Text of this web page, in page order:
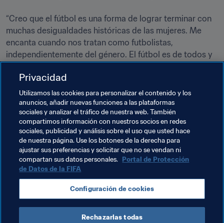
“Creo que el fútbol es una forma de lograr terminar con
muchas desigualdades históricas de las mujeres. Me
encanta cuando nos tratan como futbolistas,
independientemente del género. El fútbol es de todos y
Putellas sobre el poder del fútbol
Temas relacionados
Fútbol Femenino Organización España
UEFA
Privacidad
Utilizamos las cookies para personalizar el contenido y los
anuncios, añadir nuevas funciones a las plataformas
sociales y analizar el tráfico de nuestra web. También
compartimos información con nuestros socios en redes
sociales, publicidad y análisis sobre el uso que usted hace
de nuestra página. Use los botones de la derecha para
ajustar sus preferencias y solicitar que no se vendan ni
compartan sus datos personales. Portal de Protección
de Datos de la FIFA
Configuración de cookies
Rechazarlas todas